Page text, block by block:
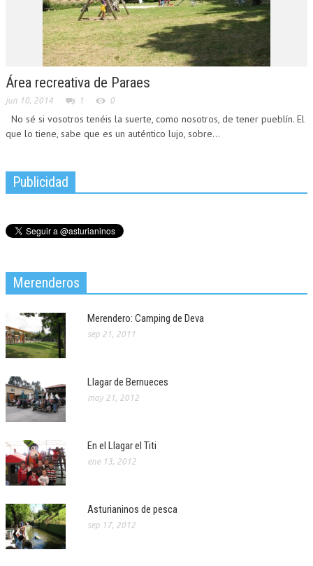
Área recreativa de Paraes
jun 10, 2014 1 0
No sé si vosotros tenéis la suerte, como nosotros, de tener pueblín. El
que lo tiene, sabe que es un auténtico lujo, sobre...
Publicidad
Merenderos
Merendero: Camping de Deva
sep 21, 2011
Llagar de Bernueces
may 21, 2012
En el Llagar el Titi
ene 13, 2012
Asturianinos de pesca
sep 17, 2012